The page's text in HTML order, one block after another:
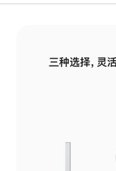
三种选择，灵